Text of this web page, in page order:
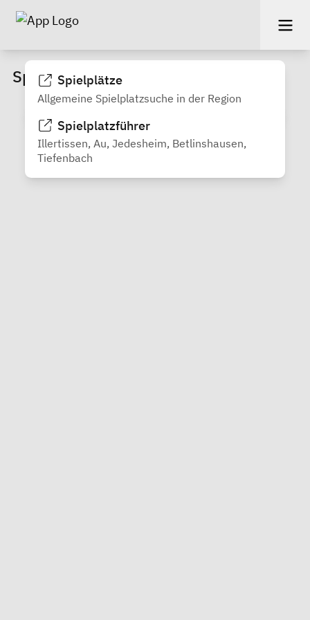
Spielplätze
Spielplätze
Allgemeine Spielplatzsuche in der Region
Spielplatzführer
Illertissen, Au, Jedesheim, Betlinshausen,
Tiefenbach